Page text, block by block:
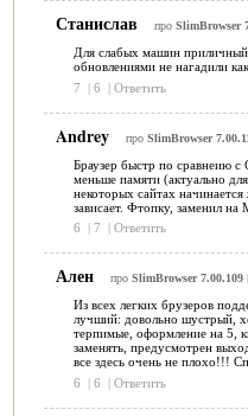
Станислав про SlimBrowser
Для слабых машин приличный
обновлениями не нагадили
7
| 6 | Ответить
Andrey про SlimBrowser
Браузер быстр по сравнеию
меньше памяти (актуально
некоторых сайтах
зависает. Фтопку, заменил на
6
| 7 | Ответить
Ален про SlimBrowser 7.00.109
Из всех легких брузеров
лучший: довольно шустрый,
терпимые, оформление на 5,
заменять, предусмотрен
все здесь очень не плохо!!!
6
| 6 | Ответить